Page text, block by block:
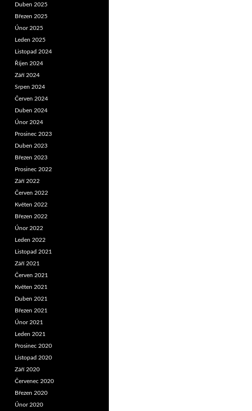
Duben 2025
Březen 2025
Únor 2025
Leden 2025
Listopad 2024
Říjen 2024
Září 2024
Srpen 2024
Červen 2024
Duben 2024
Únor 2024
Prosinec 2023
Duben 2023
Březen 2023
Prosinec 2022
Září 2022
Červen 2022
Květen 2022
Březen 2022
Únor 2022
Leden 2022
Listopad 2021
Září 2021
Červen 2021
Květen 2021
Duben 2021
Březen 2021
Únor 2021
Leden 2021
Prosinec 2020
Listopad 2020
Září 2020
Červenec 2020
Březen 2020
Únor 2020